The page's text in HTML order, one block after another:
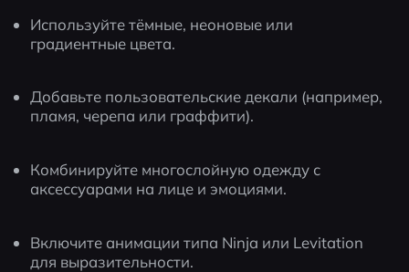
Используйте тёмные, неоновые или
градиентные цвета.
Добавьте пользовательские декали (например,
пламя, черепа или граффити).
Комбинируйте многослойную одежду с
аксессуарами на лице и эмоциями.
Включите анимации типа Ninja или Levitation
для выразительности.